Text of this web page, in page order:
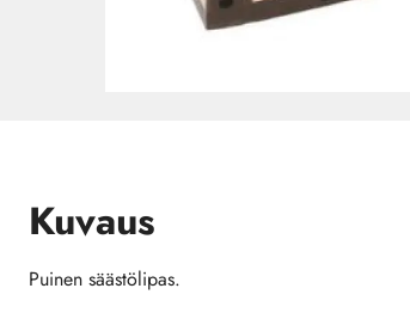
Kuvaus
Puinen säästölipas.